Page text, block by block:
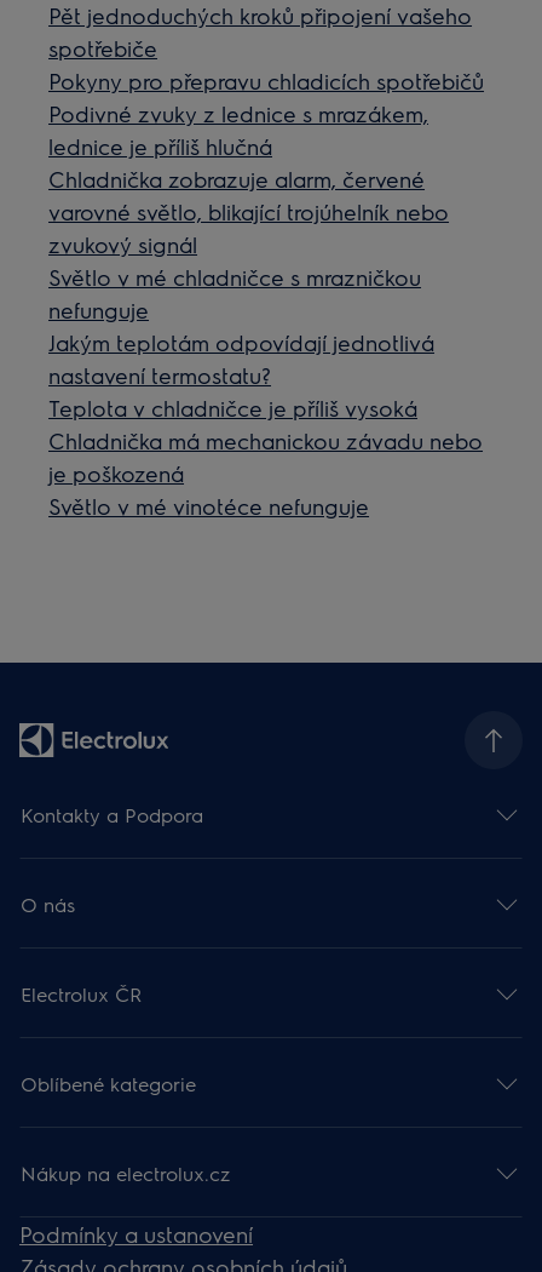
Pět jednoduchých kroků připojení vašeho
spotřebiče
Pokyny pro přepravu chladicích spotřebičů
Podivné zvuky z lednice s mrazákem,
lednice je příliš hlučná
Chladnička zobrazuje alarm, červené
varovné světlo, blikající trojúhelník nebo
zvukový signál
Světlo v mé chladničce s mrazničkou
nefunguje
Jakým teplotám odpovídají jednotlivá
nastavení termostatu?
Teplota v chladničce je příliš vysoká
Chladnička má mechanickou závadu nebo
je poškozená
Světlo v mé vinotéce nefunguje
Kontakty a Podpora
O nás
Electrolux ČR
Oblíbené kategorie
Nákup na electrolux.cz
Podmínky a ustanovení